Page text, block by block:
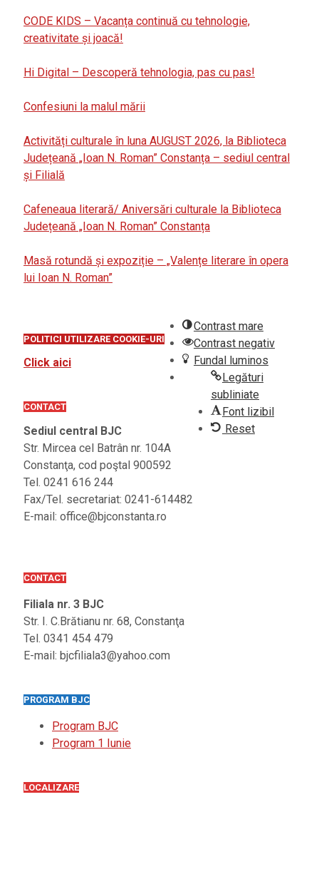
CODE KIDS – Vacanța continuă cu tehnologie,
creativitate și joacă!
Hi Digital – Descoperă tehnologia, pas cu pas!
Confesiuni la malul mării
Activități culturale în luna AUGUST 2026, la Biblioteca
Județeană „Ioan N. Roman” Constanța – sediul central
și Filială
Cafeneaua literară/ Aniversări culturale la Biblioteca
Județeană „Ioan N. Roman” Constanța
Masă rotundă și expoziție – „Valențe literare în opera
lui Ioan N. Roman”
POLITICI UTILIZARE COOKIE-URI
Click aici
CONTACT
Sediul central BJC
Str. Mircea cel Batrân nr. 104A
Constanţa, cod poştal 900592
Tel. 0241 616 244
Fax/Tel. secretariat: 0241-614482
E-mail: office@bjconstanta.ro
CONTACT
Filiala nr. 3 BJC
Str. I. C.Brătianu nr. 68, Constanţa
Tel. 0341 454 479
E-mail: bjcfiliala3@yahoo.com
PROGRAM BJC
Program BJC
Program 1 Iunie
LOCALIZARE
Contrast mare
Contrast negativ
Fundal luminos
Legături
subliniate
Font lizibil
Reset